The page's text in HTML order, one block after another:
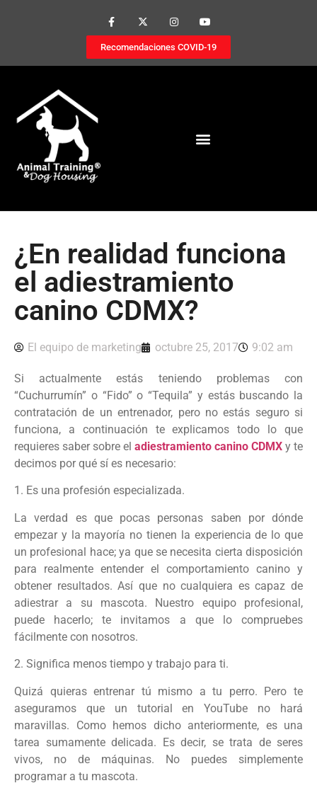
Recomendaciones COVID-19
¿En realidad funciona
el adiestramiento
canino CDMX?
El equipo de marketing octubre 25, 2017 9:02 am
Si actualmente estás teniendo problemas con
“Cuchurrumín” o “Fido” o “Tequila” y estás buscando la
contratación de un entrenador, pero no estás seguro si
funciona, a continuación te explicamos todo lo que
requieres saber sobre el adiestramiento canino CDMX y te
decimos por qué sí es necesario:
1. Es una profesión especializada.
La verdad es que pocas personas saben por dónde
empezar y la mayoría no tienen la experiencia de lo que
un profesional hace; ya que se necesita cierta disposición
para realmente entender el comportamiento canino y
obtener resultados. Así que no cualquiera es capaz de
adiestrar a su mascota. Nuestro equipo profesional,
puede hacerlo; te invitamos a que lo compruebes
fácilmente con nosotros.
2. Significa menos tiempo y trabajo para ti.
Quizá quieras entrenar tú mismo a tu perro. Pero te
aseguramos que un tutorial en YouTube no hará
maravillas. Como hemos dicho anteriormente, es una
tarea sumamente delicada. Es decir, se trata de seres
vivos, no de máquinas. No puedes simplemente
programar a tu mascota.